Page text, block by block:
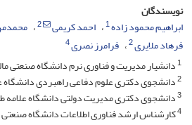
نویسندگان
ابراهیم محمود زاده1 احمد کریمی 2
فرهاد ملایری2 فرامرز نصری4
1دانشیار مدیریت و فناوری نرم دانشگاه صنعتی
2دانشجوی دکتری علوم دفاعی راهبردی دانشگاه
3دانشجوی دکتری مدیریت دولتی دانشگاه علامه
4کارشناس ارشد فناوری اطلاعات دانشگاه